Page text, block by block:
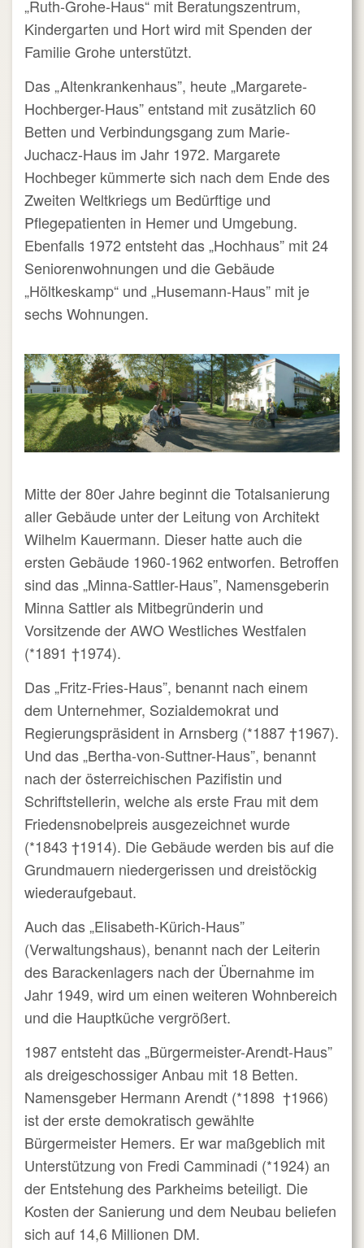
„Ruth-Grohe-Haus“ mit Beratungszentrum,
Kindergarten und Hort wird mit Spenden der
Familie Grohe unterstützt.
Das „Altenkrankenhaus”, heute „Margarete-
Hochberger-Haus” entstand mit zusätzlich 60
Betten und Verbindungsgang zum Marie-
Juchacz-Haus im Jahr 1972. Margarete
Hochbeger kümmerte sich nach dem Ende des
Zweiten Weltkriegs um Bedürftige und
Pflegepatienten in Hemer und Umgebung.
Ebenfalls 1972 entsteht das „Hochhaus” mit 24
Seniorenwohnungen und die Gebäude
„Höltkeskamp“ und „Husemann-Haus” mit je
sechs Wohnungen.
Mitte der 80er Jahre beginnt die Totalsanierung
aller Gebäude unter der Leitung von Architekt
Wilhelm Kauermann. Dieser hatte auch die
ersten Gebäude 1960-1962 entworfen. Betroffen
sind das „Minna-Sattler-Haus”, Namensgeberin
Minna Sattler als Mitbegründerin und
Vorsitzende der AWO Westliches Westfalen
(*1891 †1974).
Das „Fritz-Fries-Haus”, benannt nach einem
dem Unternehmer, Sozialdemokrat und
Regierungspräsident in Arnsberg (*1887†1967).
Und das „Bertha-von-Suttner-Haus”, benannt
nach der österreichischen Pazifistin und
Schriftstellerin, welche als erste Frau mit dem
Friedensnobelpreis ausgezeichnet wurde
(*1843 †1914). Die Gebäude werden bis auf die
Grundmauern niedergerissen und dreistöckig
wiederaufgebaut.
Auch das „Elisabeth-Kürich-Haus”
(Verwaltungshaus), benannt nach der Leiterin
des Barackenlagers nach der Übernahme im
Jahr 1949, wird um einen weiteren Wohnbereich
und die Hauptküche vergrößert.
1987 entsteht das „Bürgermeister-Arendt-Haus”
als dreigeschossiger Anbau mit 18 Betten.
Namensgeber Hermann Arendt (*1898 †1966)
ist der erste demokratisch gewählte
Bürgermeister Hemers. Er war maßgeblich mit
Unterstützung von Fredi Camminadi (*1924) an
der Entstehung des Parkheims beteiligt. Die
Kosten der Sanierung und dem Neubau beliefen
sich auf 14,6 Millionen DM.